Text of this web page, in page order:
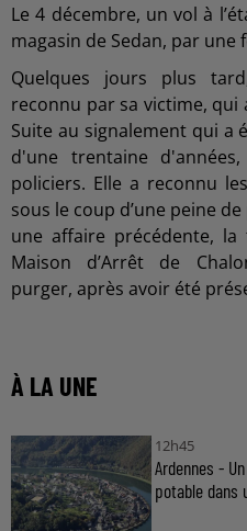
Le 4 décembre, un vol à
magasin de Sedan, par une
Quelques jours plus
reconnu par sa victime, qui
Suite au signalement qui a
d'une trentaine
policiers. Elle a reconnu
sous le coup d’une peine
une affaire précédente,
Maison d’Arrêt de
purger, après avoir été
À LA UNE
12h45
Ardennes -
potable dans